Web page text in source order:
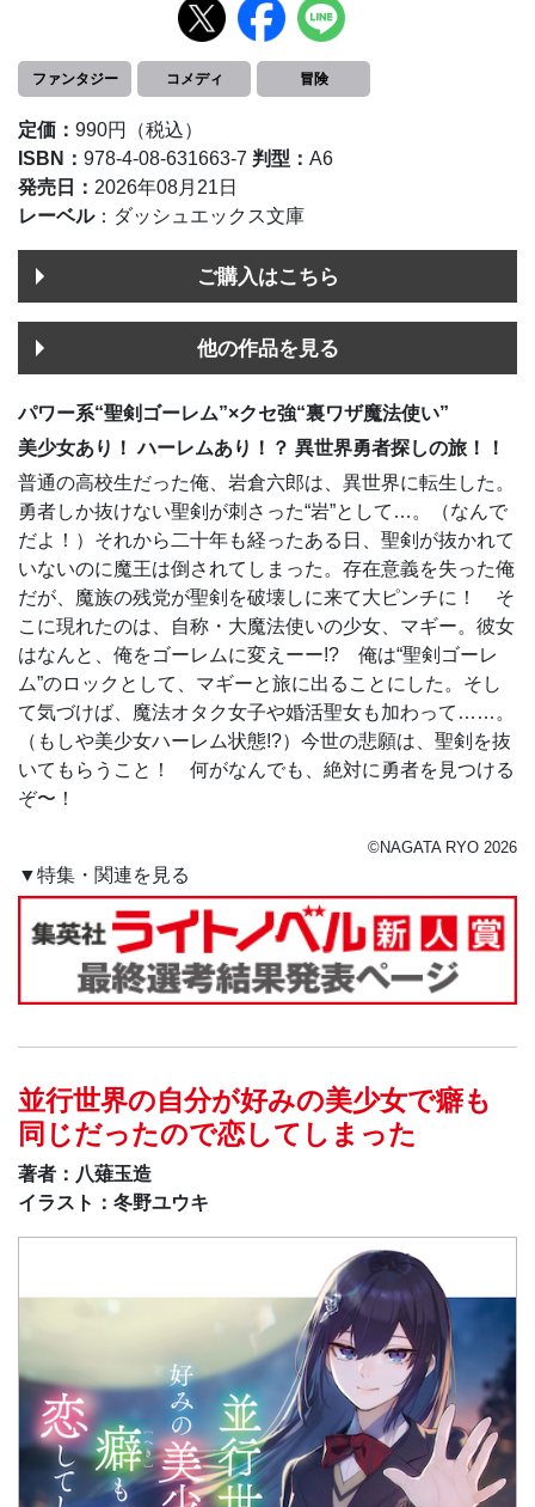
ファンタジー コメディ 冒険
定価： 990円（税込）
ISBN： 978-4-08-631663-7 判型： A6
発売日： 2026年08月21日
レーベル：ダッシュエックス文庫
ご購入はこちら
他の作品を見る
パワー系“聖剣ゴーレム”×クセ強“裏ワザ魔法使い”
美少女あり！ ハーレムあり！？ 異世界勇者探しの旅！！
普通の高校生だった俺、岩倉六郎は、異世界に転生した。
勇者しか抜けない聖剣が刺さった“岩”として…。（なんで
だよ！）それから二十年も経ったある日、聖剣が抜かれて
いないのに魔王は倒されてしまった。存在意義を失った俺
だが、魔族の残党が聖剣を破壊しに来て大ピンチに！ そ
こに現れたのは、自称・大魔法使いの少女、マギー。彼女
はなんと、俺をゴーレムに変えーー!? 俺は“聖剣ゴーレ
ム”のロックとして、マギーと旅に出ることにした。そし
て気づけば、魔法オタク女子や婚活聖女も加わって……。
（もしや美少女ハーレム状態!?）今世の悲願は、聖剣を抜
いてもらうこと！ 何がなんでも、絶対に勇者を見つける
ぞ〜！
©NAGATA RYO 2026
▼特集・関連を見る
並行世界の自分が好みの美少女で癖も
同じだったので恋してしまった
著者：八薙玉造
イラスト：冬野ユウキ